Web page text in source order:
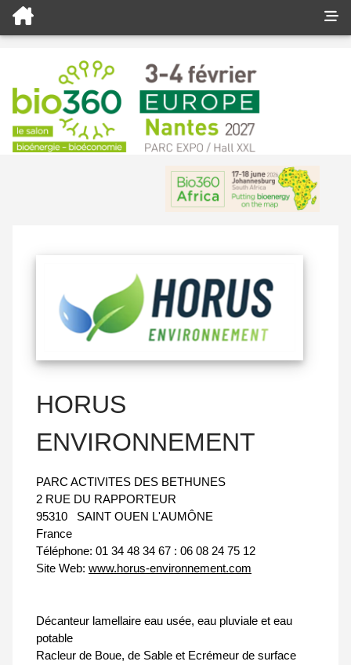
HORUS
ENVIRONNEMENT
PARC ACTIVITES DES BETHUNES
2 RUE DU RAPPORTEUR
95310
SAINT OUEN L'AUMÔNE
France
Téléphone: 01 34 48 34 67 : 06 08 24 75 12
Site Web: www.horus-environnement.com
Décanteur lamellaire eau usée, eau pluviale et eau
potable
Racleur de Boue, de Sable et Ecrémeur de surface